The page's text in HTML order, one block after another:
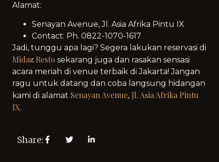
Alamat:
Senayan Avenue, Jl. Asia Afrika Pintu IX
Contact: Ph. 0822-1070-1617
Jadi, tunggu apa lagi? Segera lakukan reservasi di
Midaz Resto sekarang juga dan rasakan sensasi
acara meriah di venue terbaik di Jakarta! Jangan
ragu untuk datang dan coba langsung hidangan
kami di alamat Senayan Avenue, Jl. Asia Afrika Pintu
IX.
Share: